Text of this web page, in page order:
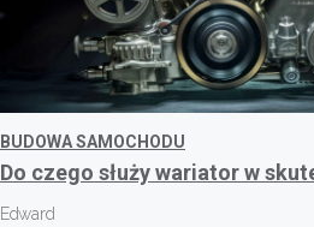
BUDOWA SAMOCHODU
Do czego służy wariator w
Edward